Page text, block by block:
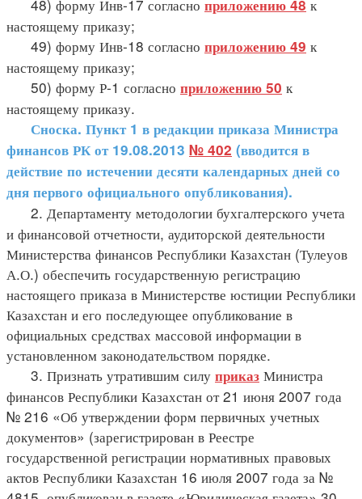
48) форму Инв-17 согласно приложению 48 к
настоящему приказу;
49) форму Инв-18 согласно приложению 49 к
настоящему приказу;
50) форму Р-1 согласно приложению 50 к
настоящему приказу.
Сноска. Пункт 1 в редакции приказа Министра
финансов РК от 19.08.2013 № 402 (вводится в
действие по истечении десяти календарных дней со
дня первого официального опубликования).
2. Департаменту методологии бухгалтерского учета
и финансовой отчетности, аудиторской деятельности
Министерства финансов Республики Казахстан (Тулеуов
А.О.) обеспечить государственную регистрацию
настоящего приказа в Министерстве юстиции Республики
Казахстан и его последующее опубликование в
официальных средствах массовой информации в
установленном законодательством порядке.
3. Признать утратившим силу приказ Министра
финансов Республики Казахстан от 21 июня 2007 года
№ 216 «Об утверждении форм первичных учетных
документов» (зарегистрирован в Реестре
государственной регистрации нормативных правовых
актов Республики Казахстан 16 июля 2007 года за №